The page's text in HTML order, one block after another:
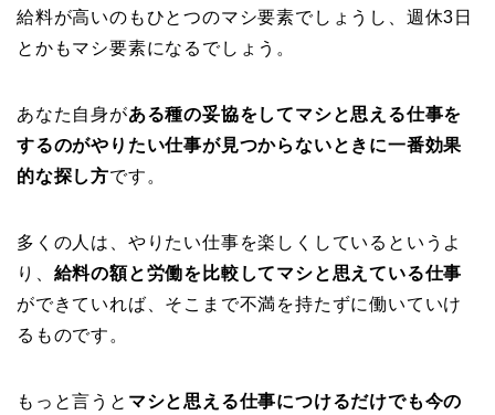
給料が高いのもひとつのマシ要素でしょうし、週休3日
とかもマシ要素になるでしょう。
あなた自身がある種の妥協をしてマシと思える仕事を
するのがやりたい仕事が見つからないときに一番効果
的な探し方です。
多くの人は、やりたい仕事を楽しくしているというよ
り、 給料の額と労働を比較してマシと思えている仕事
ができていれば、そこまで不満を持たずに働いていけ
るものです。
もっと言うと マシと思える仕事につけるだけでも今の